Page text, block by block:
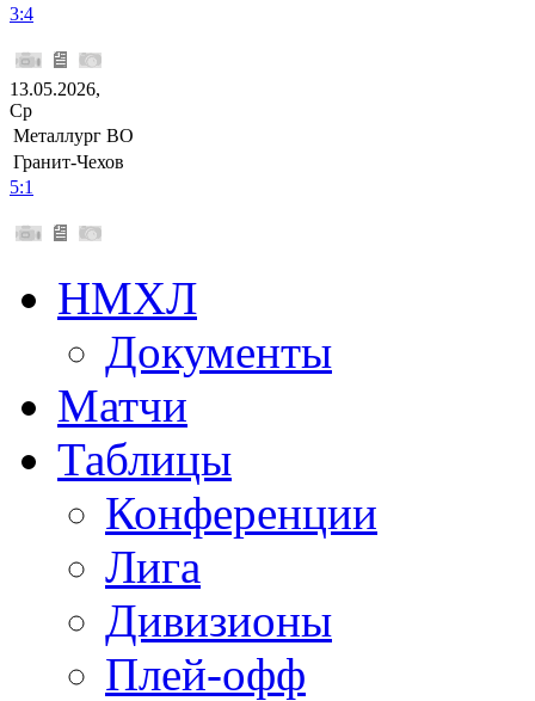
3:4
13.05.2026,
Ср
Металлург ВО
Гранит-Чехов
5:1
НМХЛ
Документы
Матчи
Таблицы
Конференции
Лига
Дивизионы
Плей-офф